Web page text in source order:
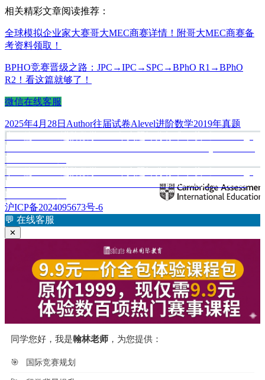
相关精彩文章阅读推荐：
全球模拟企业家大赛哥大MEC商赛详情！附哥大MEC商赛备
考资料领取！
BPHO竞赛晋级之路：JPC→IPC→SPC→BPhO R1→BPhO
R2！看这篇就够了！
微信在线客服
发
布
于
2025年4月28日 作
者
Author分
类
往届试卷标
签
Alevel进阶数学2019年真题
文
章
导
航
上
International Advanced Level Further Mathematics May/June 2019
Mark Scheme》
下一篇
下
章：
International AS & A Level Further Mathematics May/June 2020
Mark Scheme》
沪ICP备2024095673号-6
💬 在线客服
✕
同学您好，我是翰林老师 ，为您提供：
🎯 国际竞赛规划